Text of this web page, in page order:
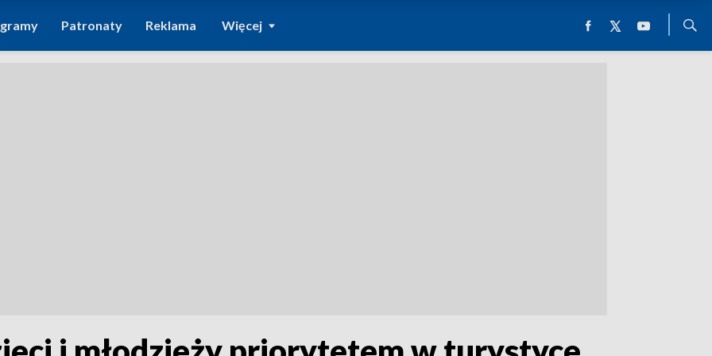
Patronaty Reklama Więcej